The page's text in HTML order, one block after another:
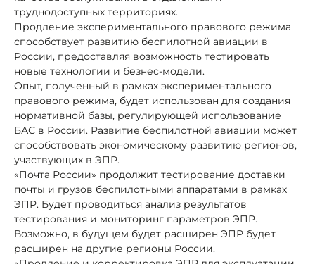
труднодоступных территориях.
Продление экспериментального правового режима
способствует развитию беспилотной авиации в
России, предоставляя возможность тестировать
новые технологии и безнес-модели.
Опыт, полученный в рамках экспериментального
правового режима, будет использован для создания
нормативной базы, регулирующей использование
БАС в России. Развитие беспилотной авиации может
способствовать экономическому развитию регионов,
участвующих в ЭПР.
«Почта России» продолжит тестирование доставки
почты и грузов беспилотными аппаратами в рамках
ЭПР. Будет проводиться анализ результатов
тестирования и мониторинг параметров ЭПР.
Возможно, в будущем будет расширен ЭПР будет
расширен на другие регионы России.